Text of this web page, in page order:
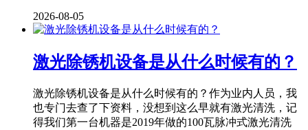
2026-08-05
激光除锈机设备是从什么时候有的？
激光除锈机设备是从什么时候有的？作为业内人员，我
也专门去查了下资料，没想到这么早就有激光清洗，记
得我们第一台机器是2019年做的100瓦脉冲式激光清洗